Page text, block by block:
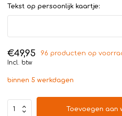
Tekst op persoonlijk kaartje:
€49,95
96 producten op
Incl. btw
binnen 5 werkdagen
Toevoegen aan